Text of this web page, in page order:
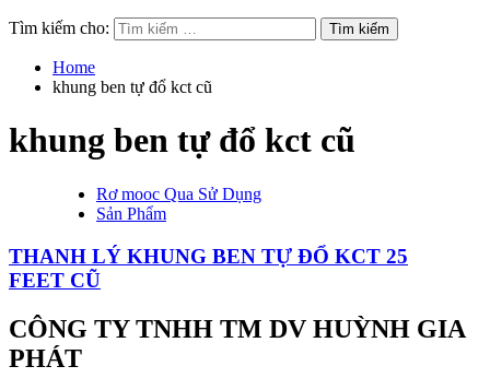
Tìm kiếm cho:
Home
khung ben tự đổ kct cũ
khung ben tự đổ kct cũ
Rơ mooc Qua Sử Dụng
Sản Phẩm
THANH LÝ KHUNG BEN TỰ ĐỔ KCT 25
FEET CŨ
CÔNG TY TNHH TM DV HUỲNH GIA
PHÁT